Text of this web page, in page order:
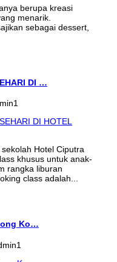
berupa kreasi
menarik.
sebagai dessert,
DI …
Hotel Ciputra
khusus untuk anak-
rangka liburan
class adalah...
Ko…